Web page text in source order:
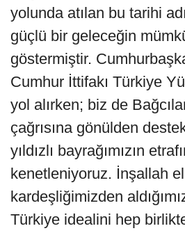
yolunda atılan bu tarihi
güçlü bir geleceğin
göstermiştir.
Cumhur İttifakı Türkiye
yol alırken; biz de
çağrısına gönülden
yıldızlı bayrağımızın
kenetleniyoruz. İnşallah
kardeşliğimizden
Türkiye idealini hep